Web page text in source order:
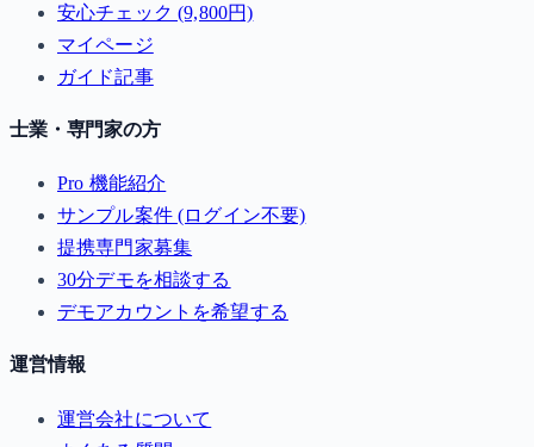
安心チェック (9,800円)
マイページ
ガイド記事
士業・専門家の方
Pro 機能紹介
サンプル案件 (ログイン不要)
提携専門家募集
30分デモを相談する
デモアカウントを希望する
運営情報
運営会社について